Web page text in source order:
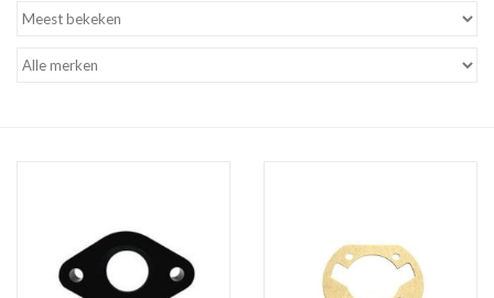
Kartbokjes en standaarden
Motoren en onderdelen